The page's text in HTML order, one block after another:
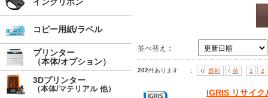
並べ替え：
202件あります ： 最初 前 1 2
IGRIS リサイ
コピー用紙/ラベル
プリンター
（本体/オプション）
3Dプリンター
（本体/マテリアル 他）